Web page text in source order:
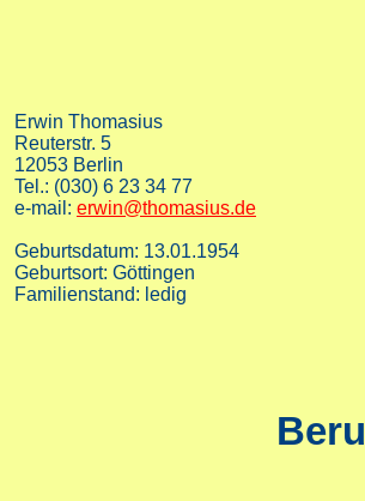
Erwin Thomasius
Reuterstr. 5
12053 Berlin
Tel.: (030) 6 23 34 77
e-mail: erwin@thomasius.de
Geburtsdatum: 13.01.1954
Geburtsort: Göttingen
Familienstand: ledig